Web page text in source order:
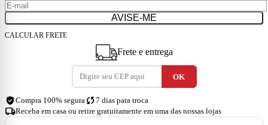
AVISE-ME
CALCULAR FRETE
Frete e entrega
verified_user Compra 100% segura sync 7 dias para troca
local_shippingReceba em casa ou retire gratuitamente em uma das nossas lojas